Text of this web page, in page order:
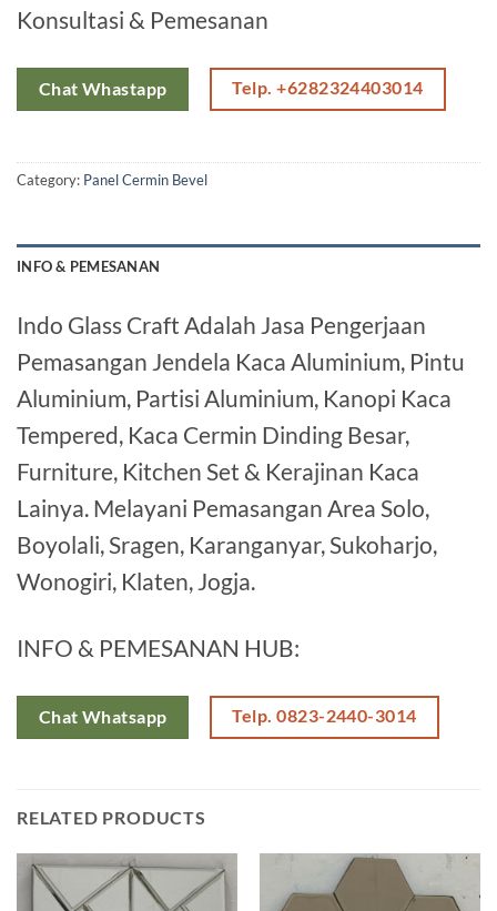
Konsultasi & Pemesanan
Chat Whastapp Telp. +6282324403014
Category: Panel Cermin Bevel
INFO & PEMESANAN
Indo Glass Craft Adalah Jasa Pengerjaan
Pemasangan Jendela Kaca Aluminium, Pintu
Aluminium, Partisi Aluminium, Kanopi Kaca
Tempered, Kaca Cermin Dinding Besar,
Furniture, Kitchen Set & Kerajinan Kaca
Lainya. Melayani Pemasangan Area Solo,
Boyolali, Sragen, Karanganyar, Sukoharjo,
Wonogiri, Klaten, Jogja.
INFO & PEMESANAN HUB:
Chat Whatsapp Telp. 0823-2440-3014
RELATED PRODUCTS